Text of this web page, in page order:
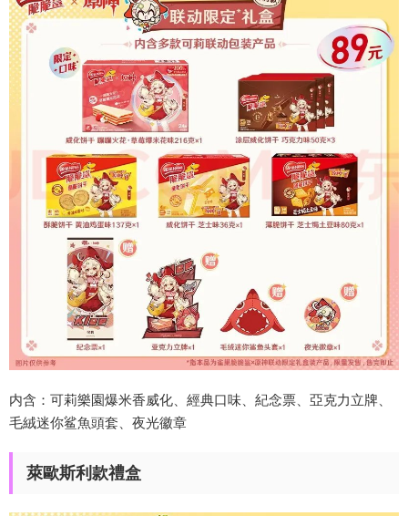
内含：可莉樂園爆米香威化、經典口味、紀念票、亞克力立牌、
毛絨迷你鲨魚頭套、夜光徽章
萊歐斯利款禮盒